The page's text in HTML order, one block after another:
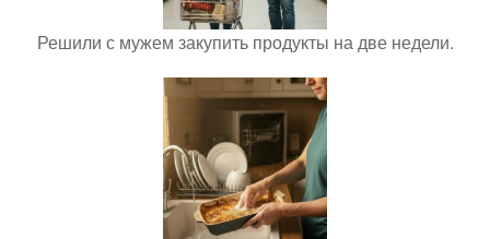
Решили с мужем закупить продукты на две недели.